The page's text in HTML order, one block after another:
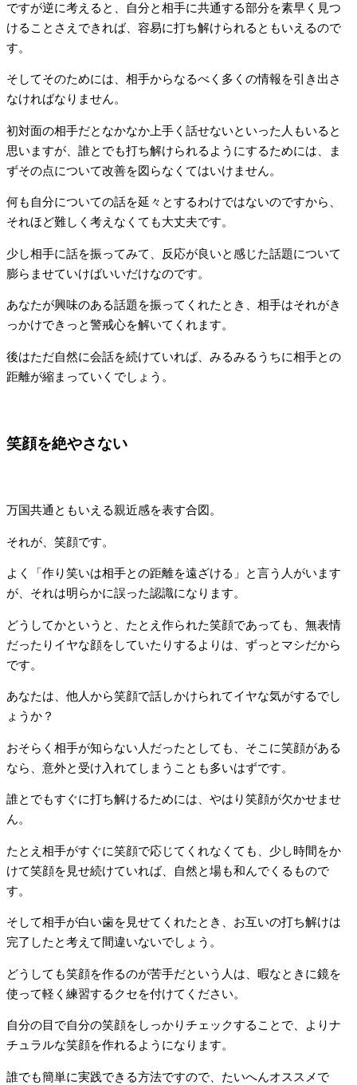
ですが逆に考えると、自分と相手に共通する部分を素早く見つ
けることさえできれば、容易に打ち解けられるともいえるので
す。
そしてそのためには、相手からなるべく多くの情報を引き出さ
なければなりません。
初対面の相手だとなかなか上手く話せないといった人もいると
思いますが、誰とでも打ち解けられるようにするためには、ま
ずその点について改善を図らなくてはいけません。
何も自分についての話を延々とするわけではないのですから、
それほど難しく考えなくても大丈夫です。
少し相手に話を振ってみて、反応が良いと感じた話題について
膨らませていけばいいだけなのです。
あなたが興味のある話題を振ってくれたとき、相手はそれがき
っかけできっと警戒心を解いてくれます。
後はただ自然に会話を続けていれば、みるみるうちに相手との
距離が縮まっていくでしょう。
笑顔を絶やさない
万国共通ともいえる親近感を表す合図。
それが、笑顔です。
よく「作り笑いは相手との距離を遠ざける」と言う人がいます
が、それは明らかに誤った認識になります。
どうしてかというと、たとえ作られた笑顔であっても、無表情
だったりイヤな顔をしていたりするよりは、ずっとマシだから
です。
あなたは、他人から笑顔で話しかけられてイヤな気がするでし
ょうか？
おそらく相手が知らない人だったとしても、そこに笑顔がある
なら、意外と受け入れてしまうことも多いはずです。
誰とでもすぐに打ち解けるためには、やはり笑顔が欠かせませ
ん。
たとえ相手がすぐに笑顔で応じてくれなくても、少し時間をか
けて笑顔を見せ続けていれば、自然と場も和んでくるもので
す。
そして相手が白い歯を見せてくれたとき、お互いの打ち解けは
完了したと考えて間違いないでしょう。
どうしても笑顔を作るのが苦手だという人は、暇なときに鏡を
使って軽く練習するクセを付けてください。
自分の目で自分の笑顔をしっかりチェックすることで、よりナ
チュラルな笑顔を作れるようになります。
誰でも簡単に実践できる方法ですので、たいへんオススメで